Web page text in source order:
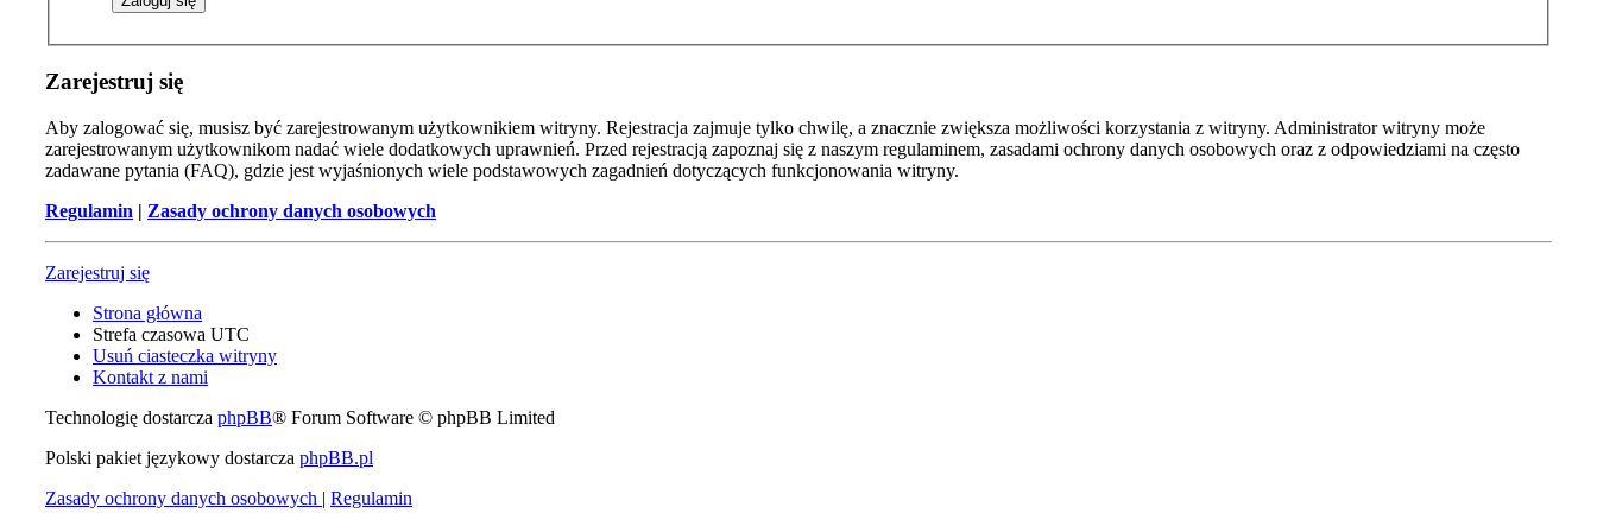
Zarejestruj się
Aby zalogować się, musisz być zarejestrowanym użytkownikiem witryny. Rejestracja zajmuje tylko chwilę, a znacznie zwiększa możliwości korzystania z witryny. Administrator witryny może
zarejestrowanym użytkownikom nadać wiele dodatkowych uprawnień. Przed rejestracją zapoznaj się z naszym regulaminem, zasadami ochrony danych osobowych oraz z odpowiedziami na często
zadawane pytania (FAQ), gdzie jest wyjaśnionych wiele podstawowych zagadnień dotyczących funkcjonowania witryny.
Regulamin | Zasady ochrony danych osobowych
Zarejestruj się
Strona główna
Strefa czasowa UTC
Usuń ciasteczka witryny
Kontakt z nami
Technologię dostarcza phpBB® Forum Software © phpBB Limited
Polski pakiet językowy dostarcza phpBB.pl
Zasady ochrony danych osobowych | Regulamin